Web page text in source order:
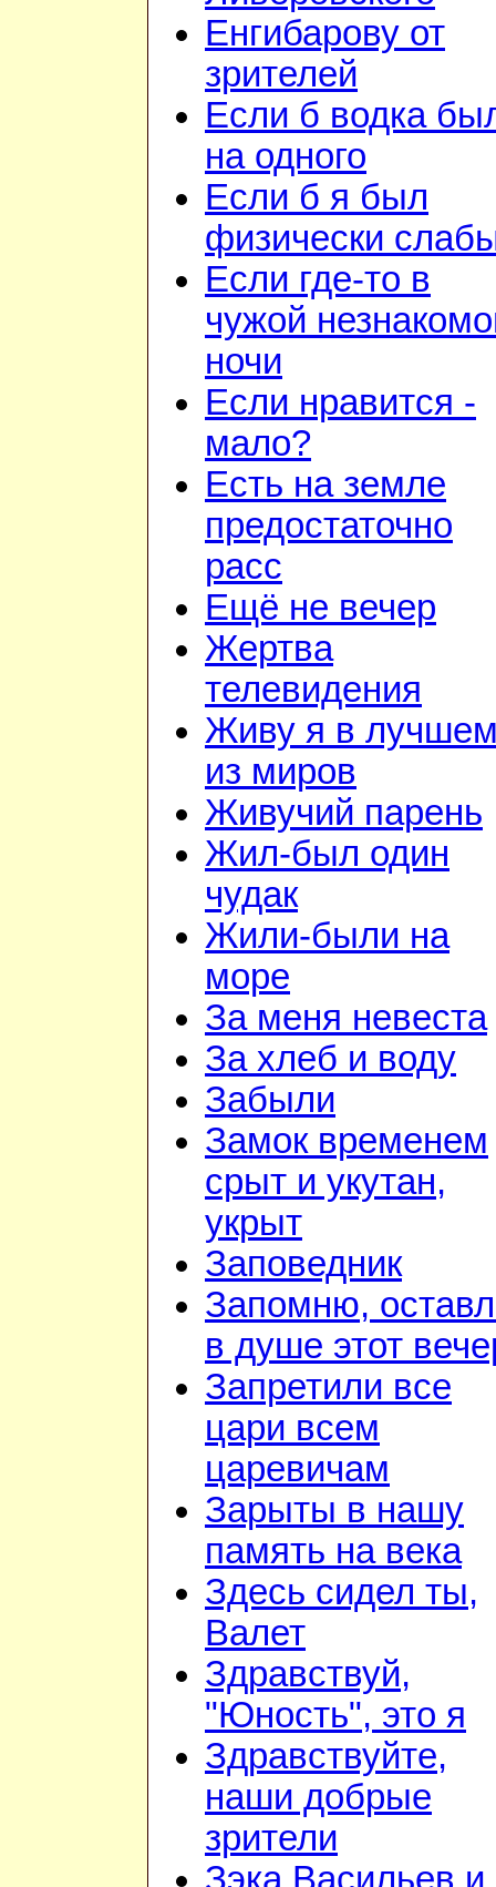
Енгибарову от
зрителей
Если б водка
на одного
Если б я был
физически
Если где-то в
чужой
ночи
Если нравится -
мало?
Есть на земле
предостаточно
расс
Ещё не вечер
Жертва
телевидения
Живу я в
из миров
Живучий парень
Жил-был один
чудак
Жили-были на
море
За меня невеста
За хлеб и воду
Забыли
Замок временем
срыт и укутан,
укрыт
Заповедник
Запомню,
в душе этот
Запретили все
цари всем
царевичам
Зарыты в нашу
память на века
Здесь сидел ты,
Валет
Здравствуй,
"Юность", это я
Здравствуйте,
наши добрые
зрители